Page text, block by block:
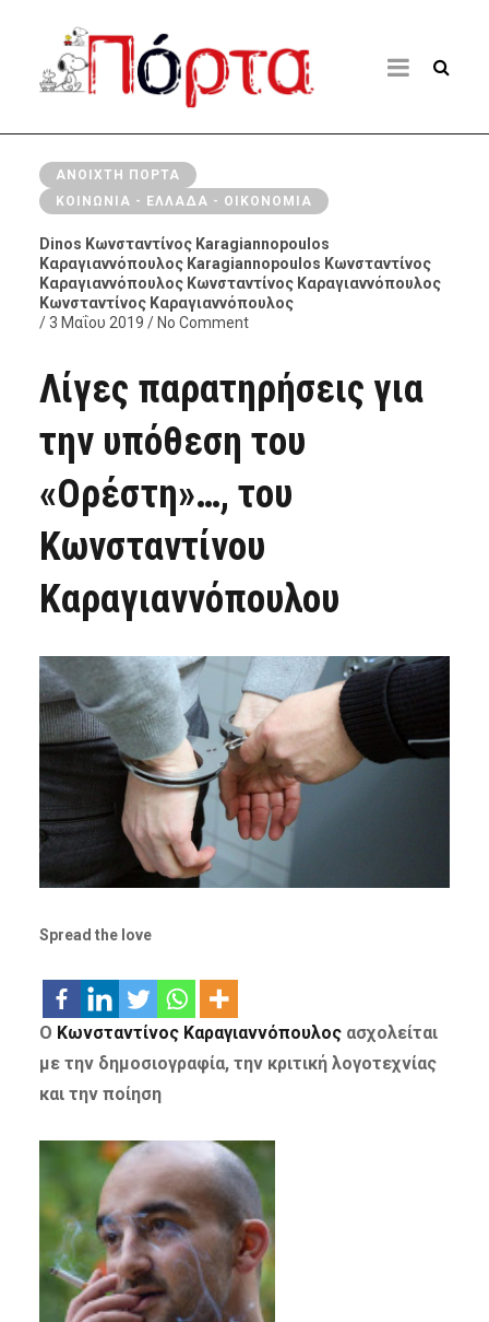
ΑΝΟΙΧΤΉ ΠΌΡΤΑ
ΚΟΙΝΩΝΊΑ - ΕΛΛΆΔΑ - ΟΙΚΟΝΟΜΊΑ
Dinos Κωνσταντίνος Karagiannopoulos
Καραγιαννόπουλος Karagiannopoulos Κωνσταντίνος
Καραγιαννόπουλος Κωνσταντίνος Καραγιαννόπουλος
Κωνσταντίνος Καραγιαννόπουλος
/ 3 Μαΐου 2019 / No Comment
Λίγες παρατηρήσεις για
την υπόθεση του
«Ορέστη»…, του
Κωνσταντίνου
Καραγιαννόπουλου
Spread the love
Ο Κωνσταντίνος Καραγιαννόπουλος ασχολείται
με την δημοσιογραφία, την κριτική λογοτεχνίας
και την ποίηση